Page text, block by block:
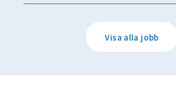
Visa alla jobb